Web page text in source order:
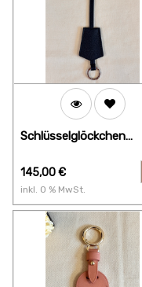
Schlüsselglöckchen
145,00€
inkl. 0 % MwSt.